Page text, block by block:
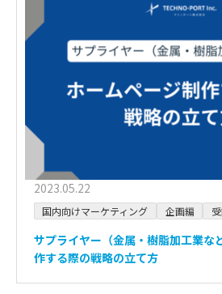
2023.05.22
国内向けマーケティング 企画編
サプライヤー（金属・樹脂加工業な
作する際の戦略の立て方